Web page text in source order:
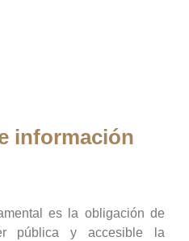
información
es la obligación de
pública y accesible la